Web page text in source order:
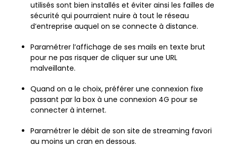
utilisés sont bien installés et éviter ainsi les failles de
sécurité qui pourraient nuire à tout le réseau
d’entreprise auquel on se connecte à distance.
Paramétrer l’affichage de ses mails en texte brut
pour ne pas risquer de cliquer sur une URL
malveillante.
Quand on a le choix, préférer une connexion fixe
passant par la box à une connexion 4G pour se
connecter à internet.
Paramétrer le débit de son site de streaming favori
au moins un cran en dessous.